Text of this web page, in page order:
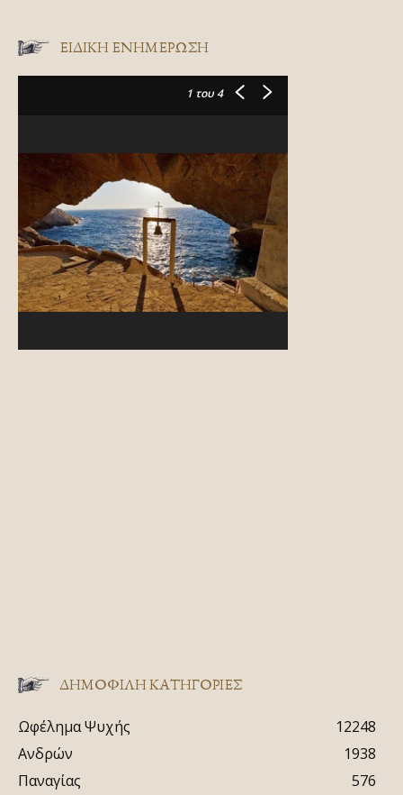
ΕΙΔΙΚΉ ΕΝΗΜΈΡΩΣΗ
1 του 4
ΔΗΜΟΦΙΛΗ ΚΑΤΗΓΟΡΙΕΣ
Ωφέλημα Ψυχής
12248
Ανδρών
1938
Παναγίας
576